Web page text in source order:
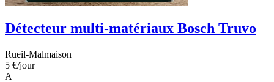
Détecteur multi-matériaux Bosch Truvo
Rueil-Malmaison
5 €/jour
A